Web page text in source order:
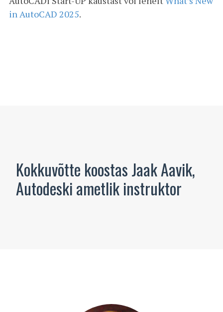
in AutoCAD 2025.
Kokkuvõtte koostas Jaak Aavik,
Autodeski ametlik instruktor